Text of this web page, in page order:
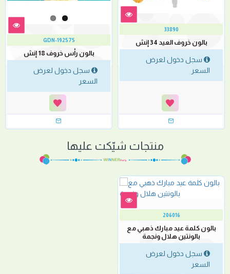
33890
بالون خروف العيد 34 إنش
سجل دخول لعرض
السعر
GDN-192575
بالون رأس خروف 18 إنش
سجل دخول لعرض
السعر
منتجات شيّكت عليها
206016
بالون كلمة عيد مبارك ذهبي مع
بالونتين هلال ونجمة
سجل دخول لعرض
السعر